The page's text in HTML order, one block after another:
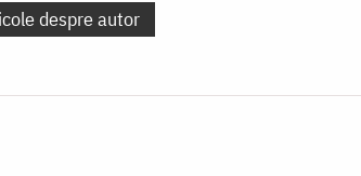
despre autor